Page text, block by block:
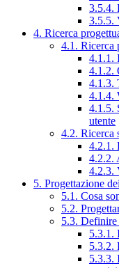
3.5.4.
3.5.5.
4. Ricerca
4.1. Ricerca
4.1.1.
4.1.2.
4.1.3.
4.1.4.
4.1.5.
utente
4.2. Ricerca
4.2.1.
4.2.2.
4.2.3.
5. Progettazione
5.1. Cosa
5.2.
5.3.
5.3.1.
5.3.2.
5.3.3.